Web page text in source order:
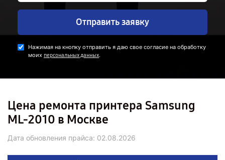
Отправить заявку
Нажимая на кнопку отправить я даю свое согласие на обработку
моих персональных данных.
Цена ремонта принтера Samsung
ML-2010 в Москве
Дата обновления прайса: 02.08.2026